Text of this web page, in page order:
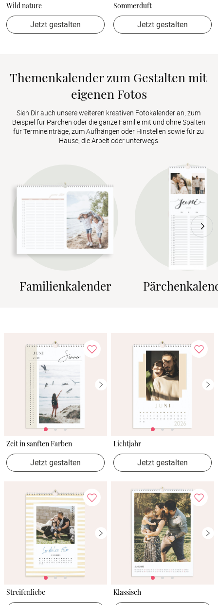
Wild nature
Jetzt gestalten
Sommerduft
Jetzt gestalten
Themenkalender zum Gestalten mit
eigenen Fotos
Sieh Dir auch unsere weiteren kreativen Fotokalender an, zum
Beispiel für Pärchen oder die ganze Familie mit und ohne Spalten
für Termineinträge, zum Aufhängen oder Hinstellen sowie für zu
Hause, die Arbeit oder unterwegs.
Familienkalender
Zeit in sanften Farben
Jetzt gestalten
Lichtjahr
Jetzt gestalten
Streifenliebe Klassisch